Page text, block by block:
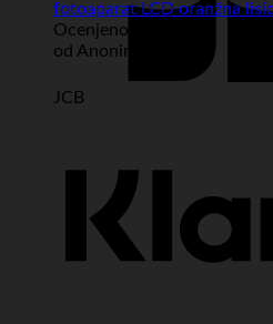
JCB
fotoaparat LCD oranžna
Ocenjeno
od Anonimno